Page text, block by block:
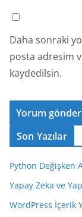
Daha sonraki
posta adresim
kaydedilsin.
Son Yazılar
Python Değişken
Yapay Zeka ve
WordPress İçerik